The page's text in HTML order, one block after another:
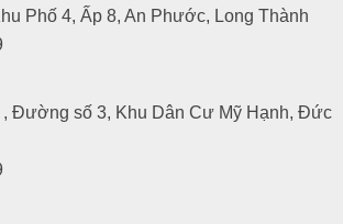
Phố 4, Ấp 8, An Phước, Long Thành
, Đường số 3, Khu Dân Cư Mỹ Hạnh, Đức